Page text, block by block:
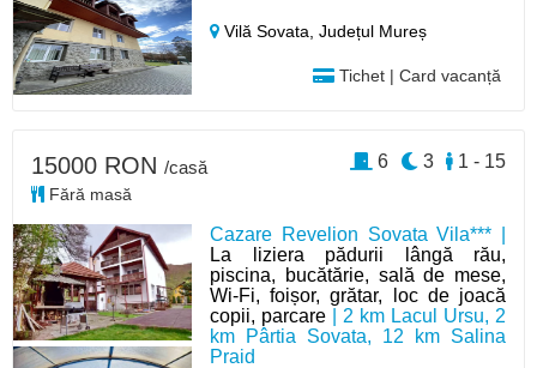
Vilă Sovata,Județul Mureș
Tichet | Card vacanță
Cazare Revelion Sovata Vila*** |
La liziera pădurii lângă rău,
piscina, bucătărie, sală de mese,
Wi-Fi, foișor, grătar, loc de joacă
copii, parcare | 2 km Lacul Ursu, 2
km Pârtia Sovata, 12 km Salina
Praid
15000 RON /casă
Fără masă
1 - 15
3
6